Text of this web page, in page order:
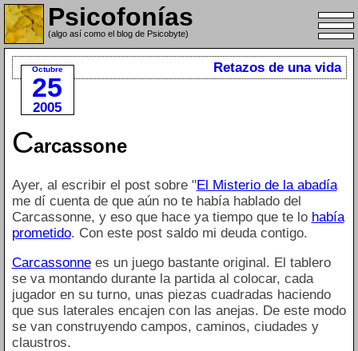
Psicofonías
(algo así como el blog de Psicobyte)
Octubre
25
2005
Retazos de una vida
Carcassone
Ayer, al escribir el post sobre "El Misterio de la abadía
me dí cuenta de que aún no te había hablado del
Carcassonne, y eso que hace ya tiempo que te lo había
prometido. Con este post saldo mi deuda contigo.
Carcassonnees un juego bastante original. El tablero
se va montando durante la partida al colocar, cada
jugador en su turno, unas piezas cuadradas haciendo
que sus laterales encajen con las anejas. De este modo
se van construyendo campos, caminos, ciudades y
claustros.